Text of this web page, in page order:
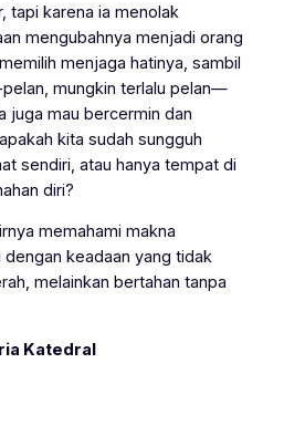
tapi karena ia menolak
mengubahnya menjadi orang
menjaga hatinya, sambil
mungkin terlalu pelan—
juga mau bercermin dan
apakah kita sudah sungguh
sendiri, atau hanya tempat di
diri?
memahami makna
keadaan yang tidak
melainkan bertahan tanpa
Katedral